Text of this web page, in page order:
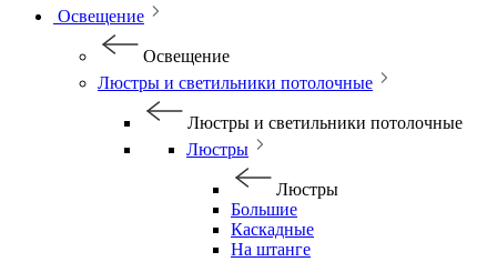
Освещение
Освещение
Люстры и светильники потолочные
Люстры и светильники потолочные
Люстры
Люстры
Большие
Каскадные
На штанге